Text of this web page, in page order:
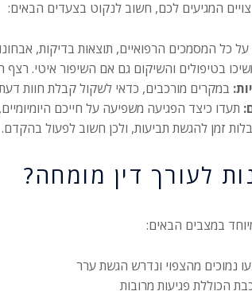
המגיעים לכם, חשוב לנקוט בצעדים הבאים:
כל המסמכים הרפואיים, תוצאות בדיקות,
בטיפולים והשיקום גם אם השיפור איטי.
במקרים מורכבים, כדאי לשקול קבלת חוות
תעדו כיצד הפגיעה משפיעה על חייכם
זמן להגשת תביעות, ולכן חשוב לפעול בהקדם.
לעורך דין מומחה?
במצבים הבאים:
נמוכים מהצפוי ונדרש הגשת ערר
הכוללת פגיעות מרובות